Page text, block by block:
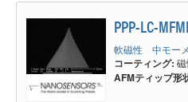
PPP-LC-
軟磁性 中モー
コーティング:
AFMティップ形